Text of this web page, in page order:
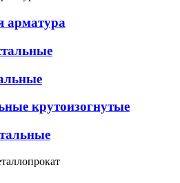
арматура
крутоизогнутые